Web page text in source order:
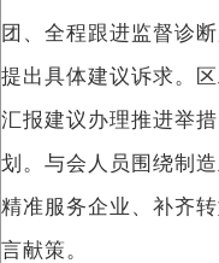
团、全程跟进监督诊
提出具体建议诉求。
汇报建议办理推进举
划。与会人员围绕制
精准服务企业、补齐
言献策。